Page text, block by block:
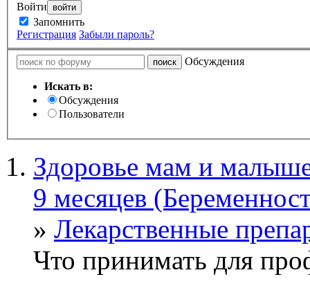
Войти
Запомнить
Регистрация Забыли пароль?
Обсуждения
Искать в:
Обсуждения
Пользователи
Здоровье мам и
9 месяцев
» Лекарственные
Что принимать для